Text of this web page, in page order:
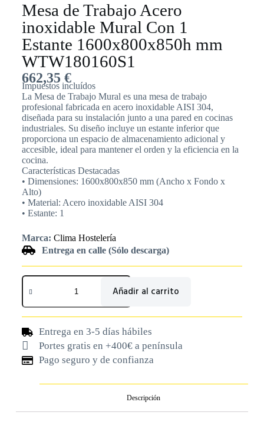
Mesa de Trabajo Acero
inoxidable Mural Con 1
Estante 1600x800x850h mm
WTW180160S1
662,35 €
Impuestos incluídos
La Mesa de Trabajo Mural es una mesa de trabajo
profesional fabricada en acero inoxidable AISI 304,
diseñada para su instalación junto a una pared en cocinas
industriales. Su diseño incluye un estante inferior que
proporciona un espacio de almacenamiento adicional y
accesible, ideal para mantener el orden y la eficiencia en la
cocina.
Características Destacadas
• Dimensiones: 1600x800x850 mm (Ancho x Fondo x
Alto)
• Material: Acero inoxidable AISI 304
• Estante: 1
Marca: Clima Hostelería
Entrega en calle (Sólo descarga)
Añadir al carrito
Entrega en 3-5 días hábiles
Portes gratis en +400€ a península
Pago seguro y de confianza
Descripción